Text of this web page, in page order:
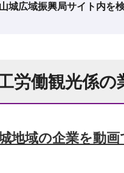
山城広域振興局サイト内を
労働観光係の
地域の企業を動